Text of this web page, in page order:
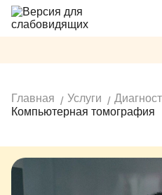
Главная Услуги
Компьютерная томография